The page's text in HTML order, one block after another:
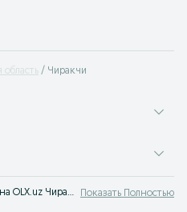
Чиракчи
Объявления о вакансиях и резюме на OLX.uz Чиракчи. Пора найти работу - тысячи работодателей Узбекистана ищут вас! Показать Полностью